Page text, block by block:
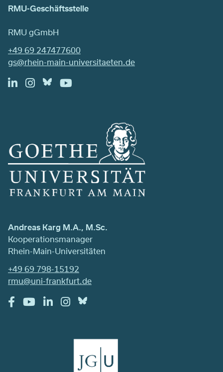
RMU-Geschäftsstelle
RMU gGmbH
+49 69 247477600
gs@rhein-main-universitaeten.de
Andreas Karg M.A., M.Sc.
Kooperationsmanager
Rhein-Main-Universitäten
+49 69 798-15192
rmu@uni-frankfurt.de